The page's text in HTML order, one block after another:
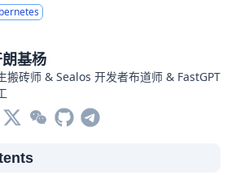
基杨
搬砖师 & Sealos 开发者布道师 & FastGPT